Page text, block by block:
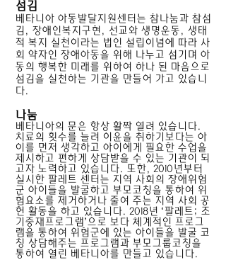
섬김
베타니아 아동발달지원센터는 참나눔과 참섬
김, 장애인복지구현, 선교와 생명운동, 생태
적 복지 실천이라는 법인 설립이념에 따라 사
회 약자인 장애아동을 위해 나누고 섬기며 아
동의 행복한 미래를 위하여 하나 된 마음으로
섬김을 실천하는 기관을 만들어 가고 있습니
다.
나눔
베타니아의 문은 항상 활짝 열려 있습니다.
치료의 횟수를 늘려 이윤을 취하기보다는 아
이를 먼저 생각하고 아이에게 필요한 수업을
제시하고 편하게 상담받을 수 있는 기관이 되
고자 노력하고 있습니다. 또한, 2010년부터
실시한 팔레트 센터는 지역 사회의 장애위험
군 아이들을 발굴하고 부모코칭을 통하여 위
험요소를 제거하거나 줄여 주는 지역 사회 공
헌 활동을 하고 있습니다. 2018년 ‘팔레트; 조
기중재프로그램’으로 보다 체계적인 프로그
램을 통하여 위험군에 있는 아이들을 발굴 코
칭 상담해주는 프로그램과 부모그룹코칭을
통하여 열린 베타니아를 만들고 있습니다.